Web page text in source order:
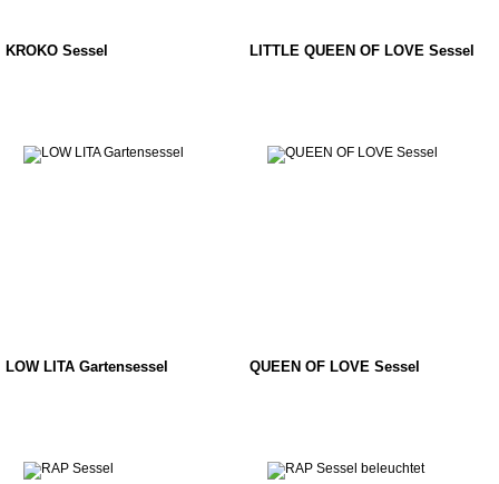
KROKO Sessel LITTLE QUEEN OF LOVE Sessel
LOW LITA Gartensessel QUEEN OF LOVE Sessel